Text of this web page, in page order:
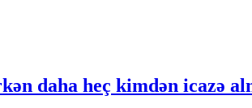
daha heç kimdən icazə